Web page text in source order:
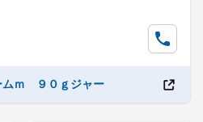
ムｍ ９０ｇジャー